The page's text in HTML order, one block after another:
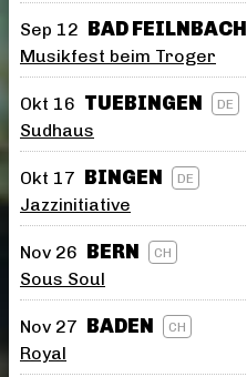
Sep 12 BAD FEILNBACH
Musikfest beim Troger
Okt 16 DE
TUEBINGEN
Sudhaus
Okt 17 DE
BINGEN
Jazzinitiative
Nov 26 CH
BERN
Sous Soul
Nov 27 CH
BADEN
Royal